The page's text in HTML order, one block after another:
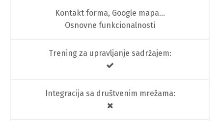
Kontakt forma, Google mapa…
Osnovne funkcionalnosti
Trening za upravljanje sadržajem:
Integracija sa društvenim mrežama: